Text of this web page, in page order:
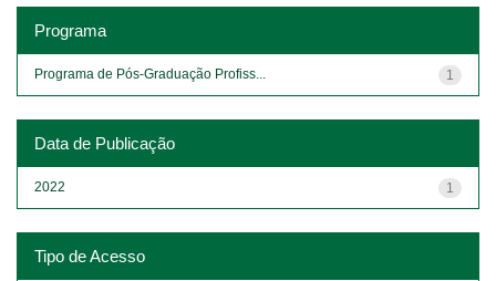
Programa
1
Programa de Pós-Graduação Profiss...
Data de Publicação
1
2022
Tipo de Acesso